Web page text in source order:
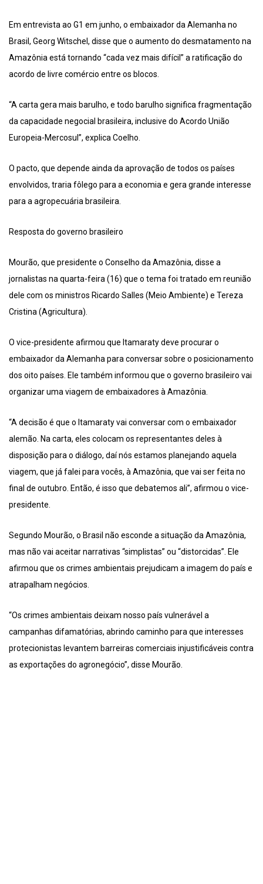
Em entrevista ao G1 em junho, o embaixador da Alemanha no
Brasil, Georg Witschel, disse que o aumento do desmatamento na
Amazônia está tornando “cada vez mais difícil” a ratificação do
acordo de livre comércio entre os blocos.
“A carta gera mais barulho, e todo barulho significa fragmentação
da capacidade negocial brasileira, inclusive do Acordo União
Europeia-Mercosul”, explica Coelho.
O pacto, que depende ainda da aprovação de todos os países
envolvidos, traria fôlego para a economia e gera grande interesse
para a agropecuária brasileira.
Resposta do governo brasileiro
Mourão, que presidente o Conselho da Amazônia, disse a
jornalistas na quarta-feira (16) que o tema foi tratado em reunião
dele com os ministros Ricardo Salles (Meio Ambiente) e Tereza
Cristina (Agricultura).
O vice-presidente afirmou que Itamaraty deve procurar o
embaixador da Alemanha para conversar sobre o posicionamento
dos oito países. Ele também informou que o governo brasileiro vai
organizar uma viagem de embaixadores à Amazônia.
“A decisão é que o Itamaraty vai conversar com o embaixador
alemão. Na carta, eles colocam os representantes deles à
disposição para o diálogo, daí nós estamos planejando aquela
viagem, que já falei para vocês, à Amazônia, que vai ser feita no
final de outubro. Então, é isso que debatemos ali”, afirmou o vice-
presidente.
Segundo Mourão, o Brasil não esconde a situação da Amazônia,
mas não vai aceitar narrativas “simplistas” ou “distorcidas”. Ele
afirmou que os crimes ambientais prejudicam a imagem do país e
atrapalham negócios.
“Os crimes ambientais deixam nosso país vulnerável a
campanhas difamatórias, abrindo caminho para que interesses
protecionistas levantem barreiras comerciais injustificáveis contra
as exportações do agronegócio”, disse Mourão.